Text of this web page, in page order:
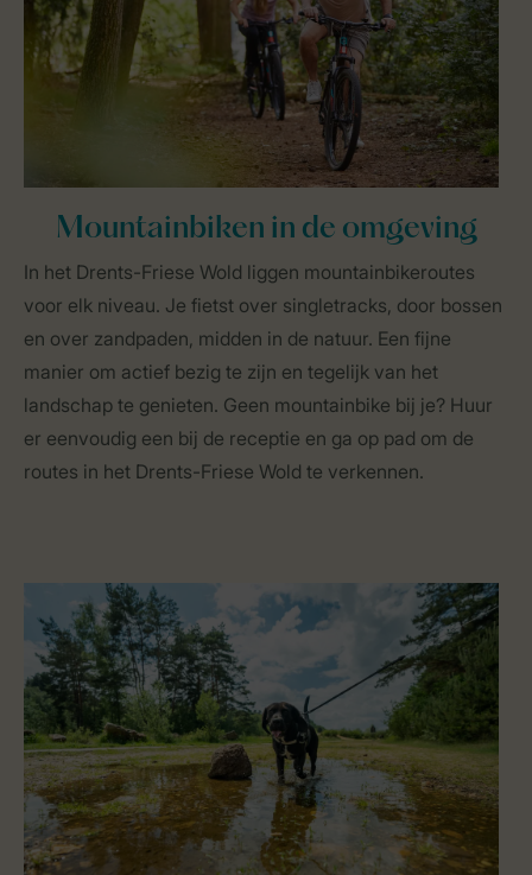
Mountainbiken in de omgeving
In het Drents-Friese Wold liggen mountainbikeroutes
voor elk niveau. Je fietst over singletracks, door bossen
en over zandpaden, midden in de natuur. Een fijne
manier om actief bezig te zijn en tegelijk van het
landschap te genieten. Geen mountainbike bij je? Huur
er eenvoudig een bij de receptie en ga op pad om de
routes in het Drents-Friese Wold te verkennen.